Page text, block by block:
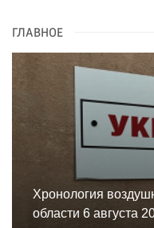
ГЛАВНОЕ
Хронология
области 6 августа